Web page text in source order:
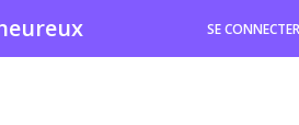
SE CONNECTER